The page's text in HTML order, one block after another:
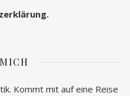
Kommt mit auf eine Reise